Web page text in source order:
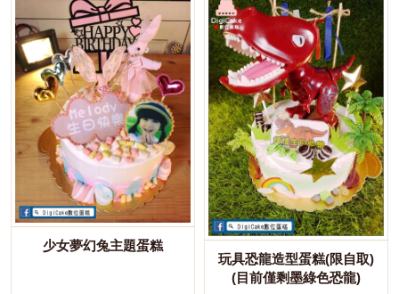
少女夢幻兔主題蛋糕
玩具恐龍造型蛋糕(限自取)
(目前僅剩墨綠色恐龍)